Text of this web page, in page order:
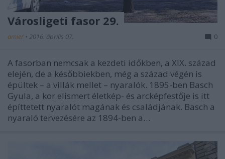
Városligeti fasor 29.
amier • 2016. április 07. 0
A fasorban nemcsak a kezdeti időkben, a XIX. század
elején, de a későbbiekben, még a század végén is
épültek – a villák mellet – nyaralók. 1895-ben Basch
Gyula, a kor elismert életkép- és arcképfestője is itt
építtetett nyaralót magának és családjának. Basch a
nyaraló tervezésére az 1894-ben a…